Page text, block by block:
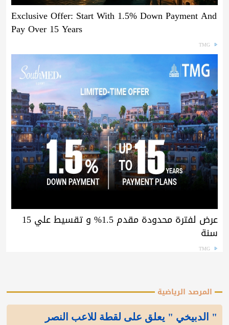
Exclusive Offer: Start With 1.5% Down Payment And
Pay Over 15 Years
TMG
عرض لفترة محدودة مقدم 1.5% و تقسيط علي 15
سنة
TMG
المرصد الرياضية
" الدبيخي " يعلق على لقطة للاعب النصر